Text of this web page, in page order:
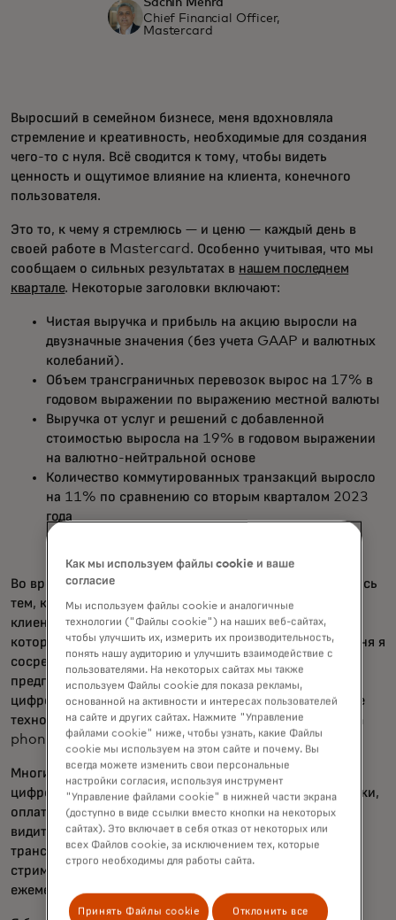
Sachin Mehra
Chief Financial Officer,
Mastercard
Выросший в семейном бизнесе, меня вдохновляла
стремление и креативность, необходимые для создания
чего-то с нуля. Всё сводится к тому, чтобы видеть
ценность и ощутимое влияние на клиента, конечного
пользователя.
Это то, к чему я стремлюсь — и ценю — каждый день в
своей работе в Mastercard. Особенно учитывая, что мы
сообщаем о сильных результатах в нашем последнем
квартале. Некоторые заголовки включают:
Чистая выручка и прибыль на акцию выросли на
двузначные значения (без учета GAAP и валютных
колебаний).
Объем трансграничных перевозок вырос на 17% в
годовом выражении по выражению местной валюты
Выручка от услуг и решений с добавленной
стоимостью выросла на 19% в годовом выражении
на валютно-нейтральной основе
Количество коммутированных транзакций выросло
на 11% по сравнению со вторым кварталом 2023
года
Во время сегодняшнего звонка мы с Майклом поделились
тем, как работа нашей команды приносит пользу
клиентам, потребителям и бизнесу, создавая импульс,
который хорошо позиционирует нас в будущем. Сегодня я
сосредоточусь на том, как мы принимаем дух
предпринимательства, позволяя светскому переходу к
цифровым формам оплаты через наши инновационные
технологии, такие как бесконтактный контакт и tap on
phone.
Многие люди воспринимают свою жизнь как очень
цифровую. Вы можете начать день с кофейной пробежки,
оплатив постукиванием по карте или телефону. Вы
видите, наскольколегко добираться наобщественном
транспорте, райдшере или электронных платах. А этот
стриминговый сервис? Это легко оплачивается
ежемесячной подпиской с картой в базе.
Как мы используем файлы cookie и ваше
согласие
Мы используем файлы cookie и аналогичные
технологии ("Файлы cookie") на наших веб-сайтах,
чтобы улучшить их, измерить их производительность,
понять нашу аудиторию и улучшить взаимодействие с
пользователями. На некоторых сайтах мы также
используем Файлы cookie для показа рекламы,
основанной на активности и интересах пользователей
на сайте и других сайтах. Нажмите "Управление
файлами cookie" ниже, чтобы узнать, какие Файлы
cookie мы используем на этом сайте и почему. Вы
всегда можете изменить свои персональные
настройки согласия, используя инструмент
"Управление файлами cookie" в нижней части экрана
(доступно в виде ссылки вместо кнопки на некоторых
сайтах). Это включает в себя отказ от некоторых или
всех Файлов cookie, за исключением тех, которые
строго необходимы для работы сайта.
Принять Файлы cookie Отклонить все